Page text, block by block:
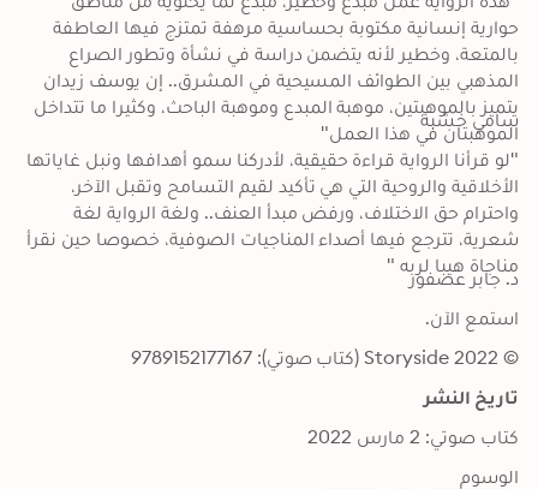
حوارية إنسانية مكتوبة بحساسية مرهفة تمتزج فيها العاطفة
الموهبتان في هذا العمل"
سامي خشبة
واحترام حق الاختلاف، ورفض مبدأ العنف.. ولغة الرواية لغة
مناجاة هيبا لربه "
د. جابر عصفور
استمع الآن.
© 2022 Storyside (كتاب صوتي): 9789152177167
تاريخ النشر
كتاب صوتي: 2 مارس 2022
الوسوم